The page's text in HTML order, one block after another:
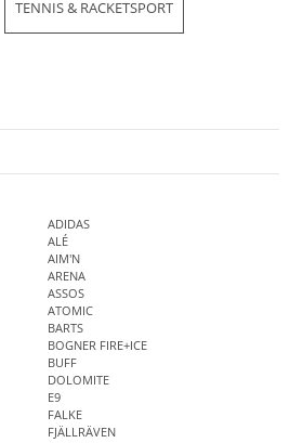
TENNIS & RACKETSPORT
ADIDAS
ALÉ
AIM'N
ARENA
ASSOS
ATOMIC
BARTS
BOGNER FIRE+ICE
BUFF
DOLOMITE
E9
FALKE
FJÄLLRÄVEN